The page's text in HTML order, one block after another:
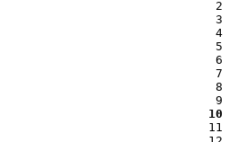
2
3
4
5
6
7
8
9
10
11